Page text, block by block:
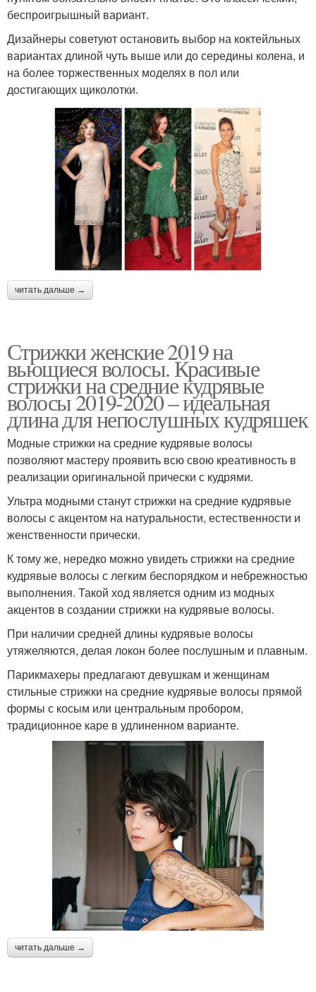
беспроигрышный вариант.
Дизайнеры советуют остановить выбор на коктейльных
вариантах длиной чуть выше или до середины колена, и
на более торжественных моделях в пол или
достигающих щиколотки.
читать дальше →
Стрижки женские 2019 на
вьющиеся волосы. Красивые
стрижки на средние кудрявые
волосы 2019-2020 – идеальная
длина для непослушных кудряшек
Модные стрижки на средние кудрявые волосы
позволяют мастеру проявить всю свою креативность в
реализации оригинальной прически с кудрями.
Ультра модными станут стрижки на средние кудрявые
волосы с акцентом на натуральности, естественности и
женственности прически.
К тому же, нередко можно увидеть стрижки на средние
кудрявые волосы с легким беспорядком и небрежностью
выполнения. Такой ход является одним из модных
акцентов в создании стрижки на кудрявые волосы.
При наличии средней длины кудрявые волосы
утяжеляются, делая локон более послушным и плавным.
Парикмахеры предлагают девушкам и женщинам
стильные стрижки на средние кудрявые волосы прямой
формы с косым или центральным пробором,
традиционное каре в удлиненном варианте.
читать дальше →